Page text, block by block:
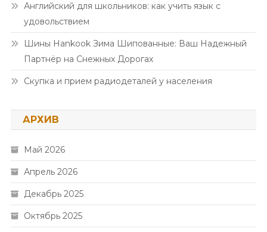
Английский для школьников: как учить язык с
удовольствием
Шины Hankook Зима Шипованные: Ваш Надежный
Партнёр на Снежных Дорогах
Скупка и прием радиодеталей у населения
АРХИВ
Май 2026
Апрель 2026
Декабрь 2025
Октябрь 2025